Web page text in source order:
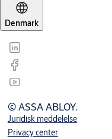
Denmark
© ASSA ABLOY.
Juridisk meddelelse
Privacy center